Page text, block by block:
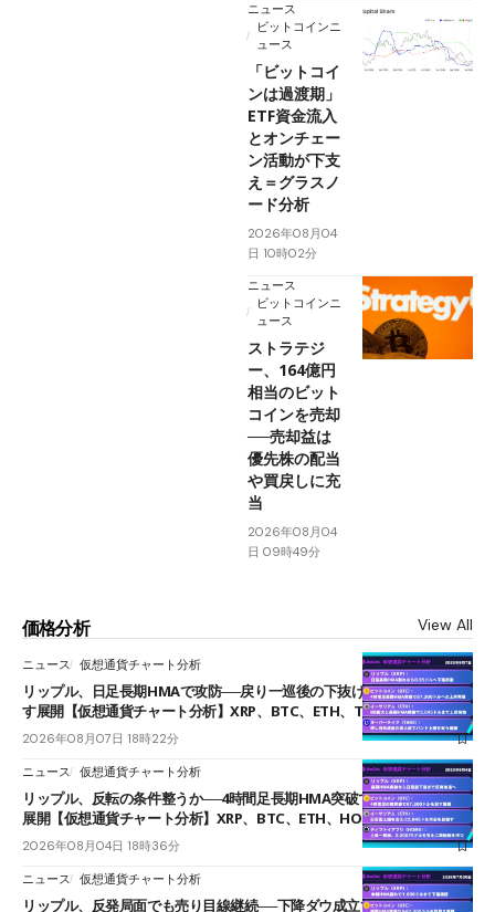
ニュース
ビットコインニ
ュース
「ビットコイ
ンは過渡期」
ETF資金流入
とオンチェー
ン活動が下支
え＝グラスノ
ード分析
2026年08月04
日 10時02分
ニュース
ビットコインニ
ュース
ストラテジ
ー、164億円
相当のビット
コインを売却
──売却益は
優先株の配当
や買戻しに充
当
2026年08月04
日 09時49分
価格分析 View All
ニュース 仮想通貨チャート分析
リップル、日足長期HMAで攻防──戻り一巡後の下抜けで0.95ドルを試
す展開【仮想通貨チャート分析】XRP、BTC、ETH、TAKE
2026年08月07日 18時22分
ニュース 仮想通貨チャート分析
リップル、反転の条件整うか──4時間足長期HMA突破で雲下端を目指す
展開【仮想通貨チャート分析】XRP、BTC、ETH、HOME
2026年08月04日 18時36分
ニュース 仮想通貨チャート分析
リップル、反発局面でも売り目線継続──下降ダウ成立で下値追う展開